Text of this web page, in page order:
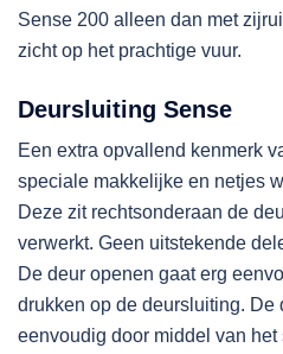
Sense 200 alleen dan met
zicht op het prachtige vuur.
Deursluiting Sense
Een extra opvallend kenmerk
speciale makkelijke en netjes
Deze zit rechtsonderaan de
verwerkt. Geen uitstekende
De deur openen gaat erg
drukken op de deursluiting. De
eenvoudig door middel van